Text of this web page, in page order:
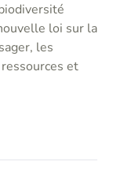
loi sur la
les
et